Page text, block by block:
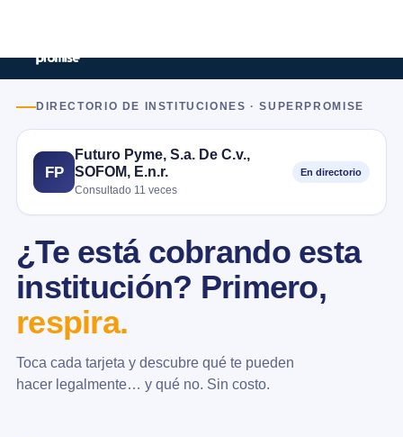
DIRECTORIO DE INSTITUCIONES · SUPERPROMISE
FP
Futuro Pyme, S.a. De C.v.,
SOFOM, E.n.r.
Consultado 11 veces
En directorio
¿Te está cobrando esta
institución? Primero,
respira.
Toca cada tarjeta y descubre qué te pueden
hacer legalmente… y qué no. Sin costo.